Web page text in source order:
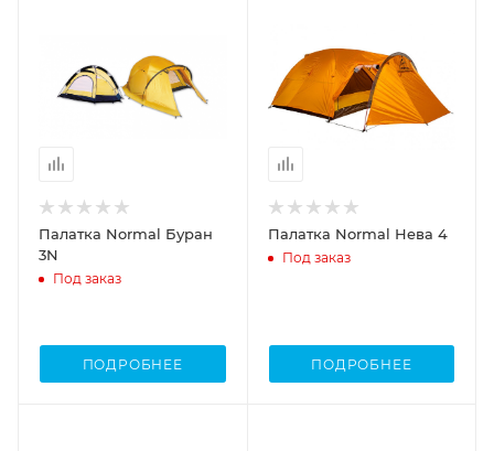
Палатка Normal Буран
3N
Под заказ
ПОДРОБНЕЕ
Палатка Normal Нева 4
Под заказ
ПОДРОБНЕЕ